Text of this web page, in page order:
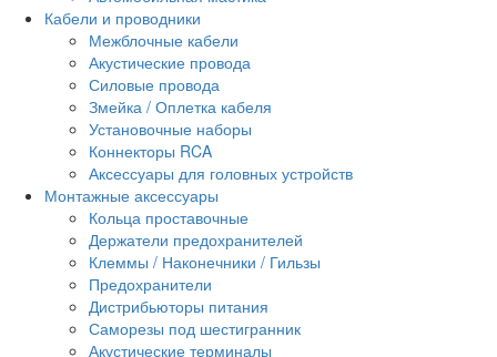
Кабели и проводники
Межблочные кабели
Акустические провода
Силовые провода
Змейка / Оплетка кабеля
Установочные наборы
Коннекторы RCA
Аксессуары для головных устройств
Монтажные аксессуары
Кольца проставочные
Держатели предохранителей
Клеммы / Наконечники / Гильзы
Предохранители
Дистрибьюторы питания
Саморезы под шестигранник
Акустические терминалы